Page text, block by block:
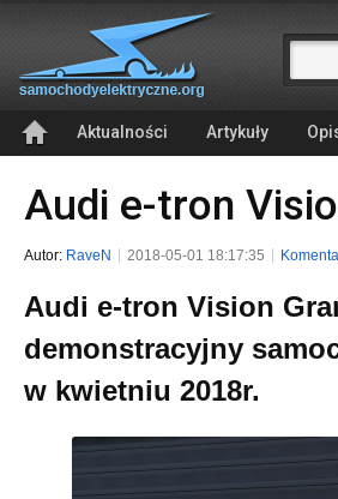
Aktualności Artykuły
Audi e-tron
Autor: RaveN 2018-05-01 18:17:35
Audi e-tron Vision
demonstracyjny
w kwietniu 2018r.